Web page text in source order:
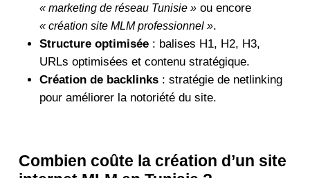
« marketing de réseau Tunisie »ou encore
« création site MLM professionnel ».
Structure optimisée: balises H1, H2, H3,
URLs optimisées et contenu stratégique.
Création de backlinks: stratégie de netlinking
pour améliorer la notoriété du site.
Combien coûte la création d’un site